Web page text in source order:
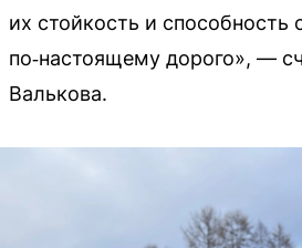
их стойкость и способность
по‑настоящему дорого», —
Валькова.